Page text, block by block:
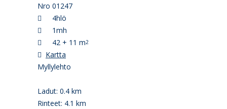
Nro 01247
4hlö
1mh
42 + 11 m2
Kartta
Myllylehto
Ladut: 0.4 km
Rinteet: 4.1 km